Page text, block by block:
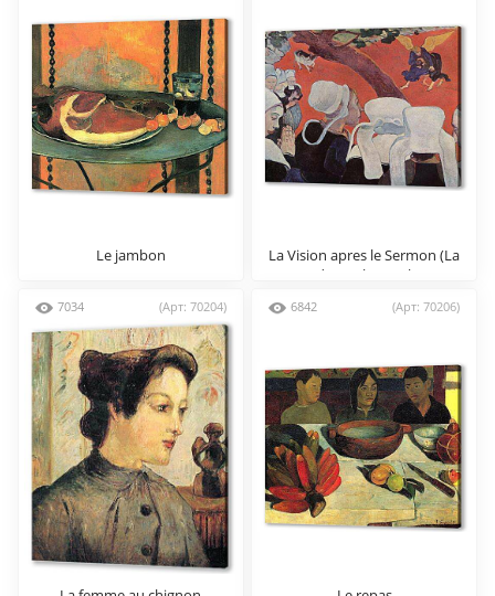
Le jambon
La Vision apres le Sermon (La
Lutte de Jacob avec l’Ange)
7034 (Арт: 70204) 6842 (Арт: 70206)